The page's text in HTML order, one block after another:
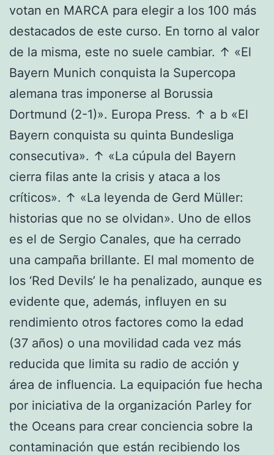
votan en MARCA para elegir a los 100 más
destacados de este curso. En torno al valor
de la misma, este no suele cambiar. ↑ «El
Bayern Munich conquista la Supercopa
alemana tras imponerse al Borussia
Dortmund (2-1)». Europa Press. ↑ a b «El
Bayern conquista su quinta Bundesliga
consecutiva». ↑ «La cúpula del Bayern
cierra filas ante la crisis y ataca a los
críticos». ↑ «La leyenda de Gerd Müller:
historias que no se olvidan». Uno de ellos
es el de Sergio Canales, que ha cerrado
una campaña brillante. El mal momento de
los ‘Red Devils’ le ha penalizado, aunque es
evidente que, además, influyen en su
rendimiento otros factores como la edad
(37 años) o una movilidad cada vez más
reducida que limita su radio de acción y
área de influencia. La equipación fue hecha
por iniciativa de la organización Parley for
the Oceans para crear conciencia sobre la
contaminación que están recibiendo los